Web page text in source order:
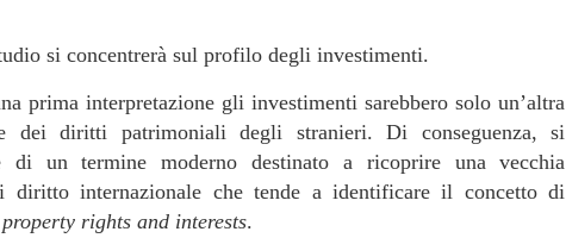
si concentrerà sul profilo degli investimenti.
prima interpretazione gli investimenti sarebbero solo un’altra
dei diritti patrimoniali degli stranieri. Di conseguenza, si
di un termine moderno destinato a ricoprire una vecchia
diritto internazionale che tende a identificare il concetto di
property rights and interests.